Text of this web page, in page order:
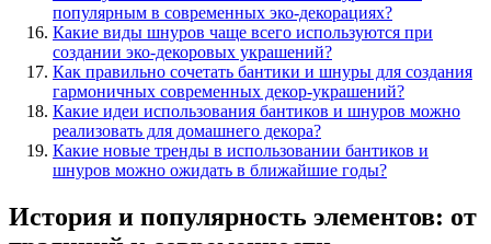
популярным в современных эко-декорациях?
Какие виды шнуров чаще всего используются при
создании эко-декоровых украшений?
Как правильно сочетать бантики и шнуры для создания
гармоничных современных декор-украшений?
Какие идеи использования бантиков и шнуров можно
реализовать для домашнего декора?
Какие новые тренды в использовании бантиков и
шнуров можно ожидать в ближайшие годы?
История и популярность элементов: от